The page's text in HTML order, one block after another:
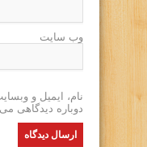
وب سایت
نام، ایمیل و
دوباره دیدگاهی